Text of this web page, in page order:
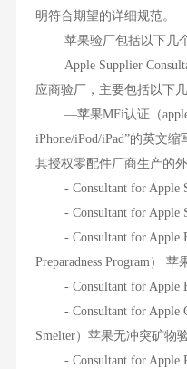
明符合期望的详细规范。
苹果验厂包括以下几个
Apple Supplier
应商验厂，主要包括以下
—苹果MFi认证（apple
iPhone/iPod/iPad”的英文
其授权零配件厂商生产的
- Consultant for Apple
- Consultant for Apple
- Consultant for Apple
Preparadness Program）
- Consultant for Apple
- Consultant for Apple
Smelter）苹果无冲突矿物
- Consultant for Apple